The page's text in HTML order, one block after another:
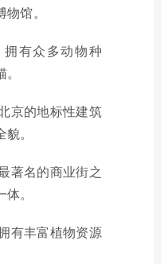
馆。
有众多动物种
京的地标性建筑
。
著名的商业街之
。
有丰富植物资源